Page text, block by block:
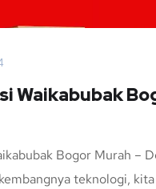
Waikabubak
Bogor Murah –
teknologi,